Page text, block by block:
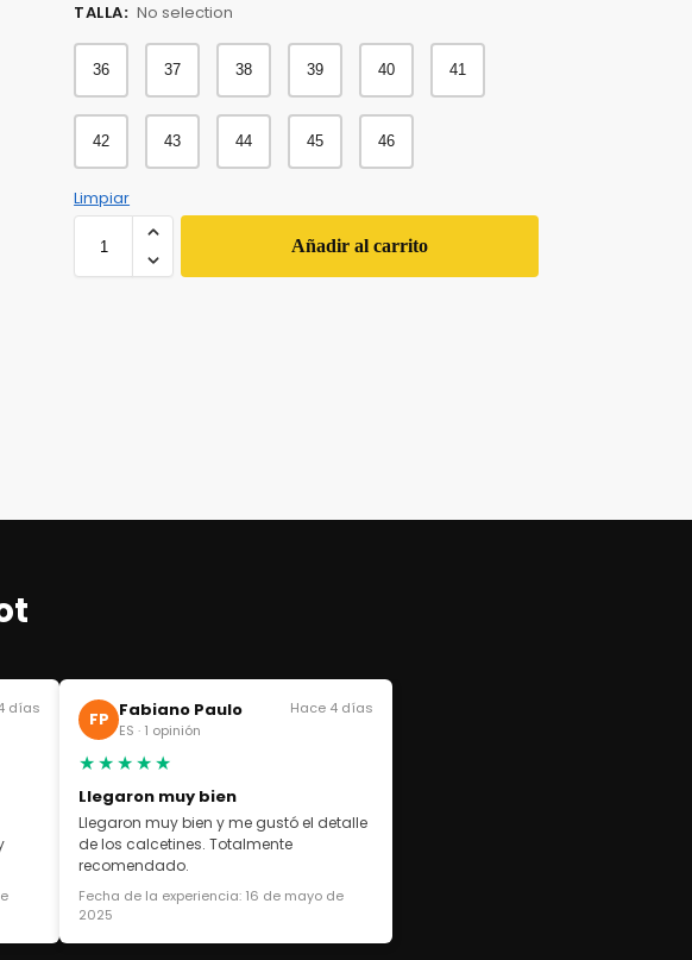
TALLA: No selection
36 37 38 39 40 41
42 43 44 45 46
Limpiar
Añadir al carrito
días FP Fabiano Paulo
ES · 1 opinión
Hace 4 días
★★★★★
Llegaron muy bien
Llegaron muy bien y me gustó el detalle
de los calcetines. Totalmente
recomendado.
Fecha de la experiencia: 16 de mayo de
2025